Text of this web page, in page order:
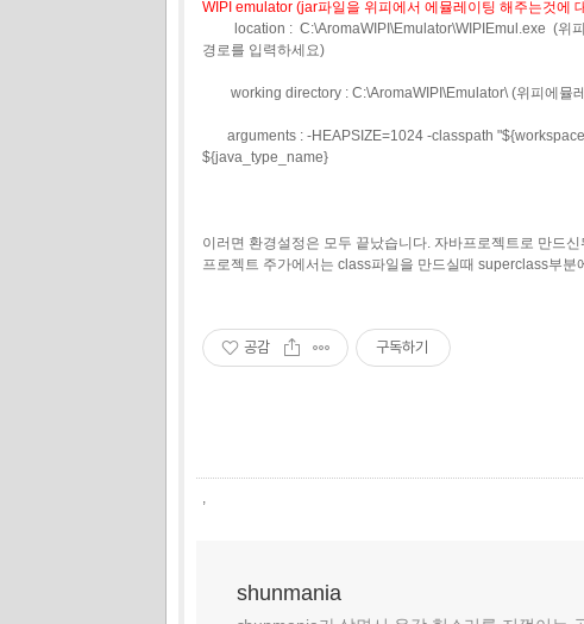
WIPI emulator (jar파일을 위피에서 에뮬레이팅 해주는것에
location : C:\AromaWIPI\Emulator\WIPIEmul.exe (위피
경로를 입력하세요)
working directory : C:\AromaWIPI\Emulator\ (위피에뮬
arguments : -HEAPSIZE=1024 -classpath
${java_type_name}
이러면 환경설정은 모두 끝났습니다. 자바프로젝트로 만드
프로젝트 주가에서는 class파일을 만드실때 superclass부분
공감 구독하기
,
shunmania